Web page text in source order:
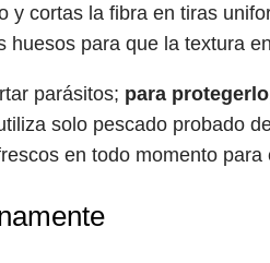
y cortas la fibra en tiras
huesos para que la textura
parásitos; para
solo pescado probado
en todo momento para